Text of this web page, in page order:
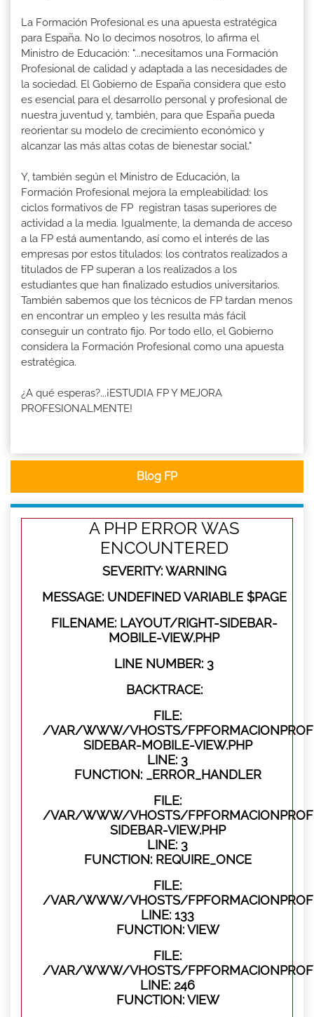
La Formación Profesional es una apuesta estratégica
para España. No lo decimos nosotros, lo afirma el
Ministro de Educación: "...necesitamos una Formación
Profesional de calidad y adaptada a las necesidades de
la sociedad. El Gobierno de España considera que esto
es esencial para el desarrollo personal y profesional de
nuestra juventud y, también, para que España pueda
reorientar su modelo de crecimiento económico y
alcanzar las más altas cotas de bienestar social."
Y, también según el Ministro de Educación, la
Formación Profesional mejora la empleabilidad: los
ciclos formativos de FP registran tasas superiores de
actividad a la media. Igualmente, la demanda de acceso
a la FP está aumentando, así como el interés de las
empresas por estos titulados: los contratos realizados a
titulados de FP superan a los realizados a los
estudiantes que han finalizado estudios universitarios.
También sabemos que los técnicos de FP tardan menos
en encontrar un empleo y les resulta más fácil
conseguir un contrato fijo. Por todo ello, el Gobierno
considera la Formación Profesional como una apuesta
estratégica.
¿A qué esperas?...¡ESTUDIA FP Y MEJORA
PROFESIONALMENTE!
Blog FP
A PHP ERROR WAS
ENCOUNTERED
SEVERITY: WARNING
MESSAGE: UNDEFINED VARIABLE $PAGE
FILENAME: LAYOUT/RIGHT-SIDEBAR-
MOBILE-VIEW.PHP
LINE NUMBER: 3
BACKTRACE:
FILE:
/VAR/WWW/VHOSTS/
SIDEBAR-MOBILE-VIEW.PHP
LINE: 3
FUNCTION: _ERROR_HANDLER
FILE:
/VAR/WWW/VHOSTS/
SIDEBAR-VIEW.PHP
LINE: 3
FUNCTION: REQUIRE_ONCE
FILE:
/VAR/WWW/VHOSTS/
LINE: 133
FUNCTION: VIEW
FILE:
/VAR/WWW/VHOSTS/
LINE: 246
FUNCTION: VIEW